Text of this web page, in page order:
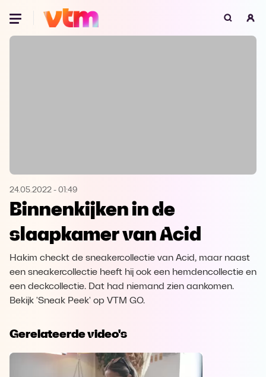
Oeps, browser niet ondersteund
Microsoft Edge
Opera Download
24.05.2022 - 01:49
Binnenkijken in de
slaapkamer van Acid
Hakim checkt de sneakercollectie van Acid, maar naast
een sneakercollectie heeft hij ook een hemdencollectie en
een deckcollectie. Dat had niemand zien aankomen.
Bekijk 'Sneak Peek' op VTM GO.
Gerelateerde video's